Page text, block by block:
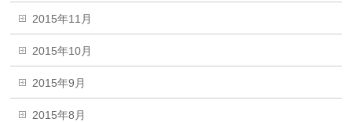
2015年11月
2015年10月
2015年9月
2015年8月